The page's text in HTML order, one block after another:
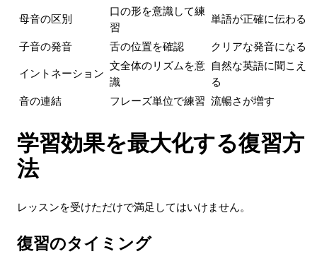
母音の区別
口の形を意識して練
習
単語が正確に伝わる
子音の発音 舌の位置を確認 クリアな発音になる
イントネーション
文全体のリズムを意
識
自然な英語に聞こえ
る
音の連結
フレーズ単位で練習 流暢さが増す
学習効果を最大化する復習方
法
レッスンを受けただけで満足してはいけません。
復習のタイミング